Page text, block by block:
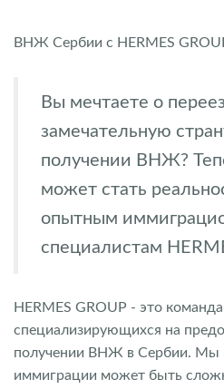
ВНЖ Сербии с HERMES
Вы мечтаете о
замечательную
получении ВНЖ?
может стать
опытным
специалистам
HERMES GROUP - это
специализирующихся на
получении ВНЖ в Сербии. Мы
иммиграции может быть